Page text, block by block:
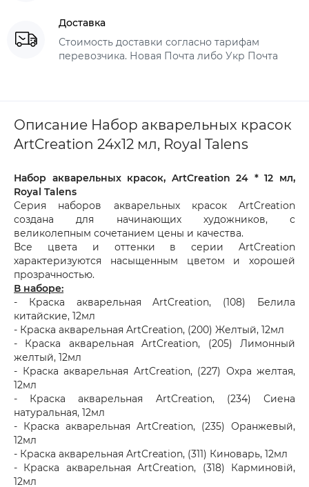
Доставка
Стоимость доставки согласно тарифам
перевозчика. Новая Почта либо Укр Почта
Описание Набор акварельных красок
ArtCreation 24х12 мл, Royal Talens
Набор акварельных красок, ArtCreation 24 * 12 мл,
Royal Talens
Серия наборов акварельных красок ArtCreation
создана для начинающих художников, с
великолепным сочетанием цены и качества.
Все цвета и оттенки в серии ArtCreation
характеризуются насыщенным цветом и хорошей
прозрачностью.
В наборе:
- Краска акварельная ArtCreation, (108) Белила
китайские, 12мл
- Краска акварельная ArtCreation, (200) Желтый, 12мл
- Краска акварельная ArtCreation, (205) Лимонный
желтый, 12мл
- Краска акварельная ArtCreation, (227) Охра желтая,
12мл
- Краска акварельная ArtCreation, (234) Сиена
натуральная, 12мл
- Краска акварельная ArtCreation, (235) Оранжевый,
12мл
- Краска акварельная ArtCreation, (311) Киноварь, 12мл
- Краска акварельная ArtCreation, (318) Карминовій,
12мл